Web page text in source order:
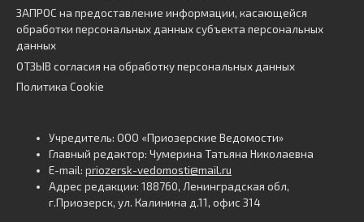
ЗАПРОС на предоставление информации, касающейся
обработки персональных данных субъекта персональных
данных
ОТЗЫВ согласия на обработку персональных данных
Политика Cookie
Учредитель: ООО «Приозерские Ведомости»
Главный редактор: Чумерина Татьяна Николаевна
E-mail: priozersk-vedomosti@mail.ru
Адрес редакции: 188760, Ленинградская обл,
г.Приозерск, ул. Калинина д.11, офис 314